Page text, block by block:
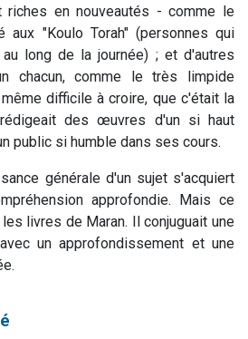
en nouveautés - comme le
aux "Koulo Torah" (personnes qui
long de la journée) ; et d'autres
chacun, comme le très limpide
difficile à croire, que c'était la
des œuvres d'un si haut
public si humble dans ses cours.
générale d'un sujet s'acquiert
approfondie. Mais ce
livres de Maran. Il conjuguait une
un approfondissement et une